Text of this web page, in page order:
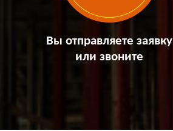
Вы отправляете заявку
или звоните